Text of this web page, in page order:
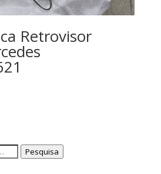
Retrovisor
Pesquisa